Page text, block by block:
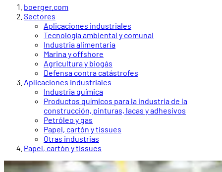
boerger.com
Sectores
Aplicaciones industriales
Tecnología ambiental y comunal
Industria alimentaria
Marina y offshore
Agricultura y biogás
Defensa contra catástrofes
Aplicaciones industriales
Industria química
Productos químicos para la industria de la
construcción, pinturas, lacas y adhesivos
Petróleo y gas
Papel, cartón y tissues
Otras industrias
Papel, cartón y tissues